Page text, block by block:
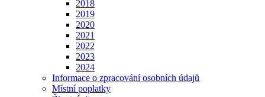
2018
2019
2020
2021
2022
2023
2024
Informace o zpracování osobních údajů
Místní poplatky